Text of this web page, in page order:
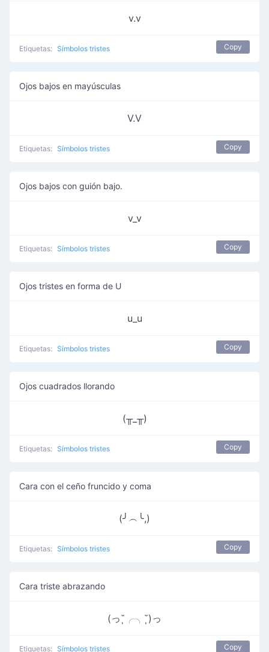
v.v
Etiquetas: Símbolos tristes Copy
Ojos bajos en mayúsculas
V.V
Etiquetas: Símbolos tristes Copy
Ojos bajos con guión bajo.
v_v
Etiquetas: Símbolos tristes Copy
Ojos tristes en forma de U
u_u
Etiquetas: Símbolos tristes Copy
Ojos cuadrados llorando
(╥_╥)
Etiquetas: Símbolos tristes Copy
Cara con el ceño fruncido y coma
(╯︵╰,)
Etiquetas: Símbolos tristes Copy
Cara triste abrazando
(っ˘̩╭╮˘̩)っ
Etiquetas: Símbolos tristes Copy